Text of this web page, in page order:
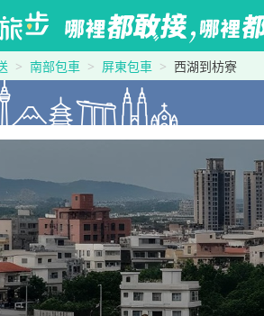
南部包車 屏東包車 西湖到枋寮